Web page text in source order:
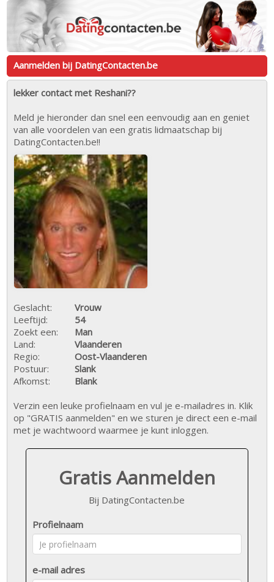
Aanmelden bij DatingContacten.be
lekker contact met Reshani??
Meld je hieronder dan snel een eenvoudig aan en geniet
van alle voordelen van een gratis lidmaatschap bij
DatingContacten.be!!
Geslacht:
Vrouw
Leeftijd:
54
Zoekt een:
Man
Land:
Vlaanderen
Regio:
Oost-Vlaanderen
Postuur:
Slank
Afkomst:
Blank
Verzin een leuke profielnaam en vul je e-mailadres in. Klik
op "GRATIS aanmelden" en we sturen je direct een e-mail
met je wachtwoord waarmee je kunt inloggen.
Gratis Aanmelden
Bij DatingContacten.be
Profielnaam
e-mail adres